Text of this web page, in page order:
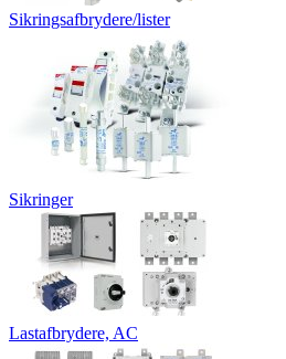
Sikringsafbrydere/lister
Sikringer
Lastafbrydere, AC